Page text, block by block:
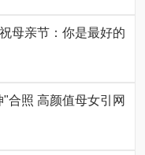
母亲节：你是最好的
合照 高颜值母女引网